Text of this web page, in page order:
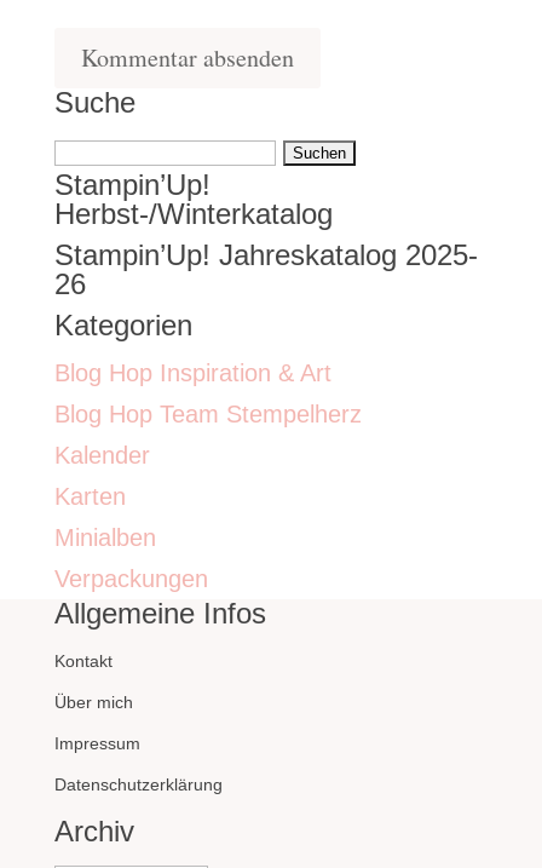
Suche
Suchen
nach:
Stampin’Up!
Herbst-/Winterkatalog
Stampin’Up! Jahreskatalog 2025-
26
Kategorien
Blog Hop Inspiration & Art
Blog Hop Team Stempelherz
Kalender
Karten
Minialben
Verpackungen
Allgemeine Infos
Kontakt
Über mich
Impressum
Datenschutzerklärung
Archiv